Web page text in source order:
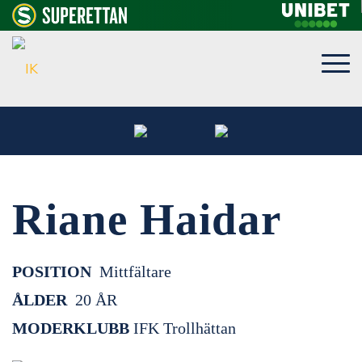
Riane Haidar
POSITION Mittfältare
ÅLDER 20 ÅR
MODERKLUBB IFK Trollhättan